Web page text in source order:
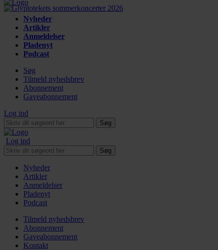
Nyheder
Artikler
Anmeldelser
Pladenyt
Podcast
Søg
Tilmeld nyhedsbrev
Abonnement
Gaveabonnement
Log ind
Søg
Log ind
Søg
Nyheder
Artikler
Anmeldelser
Pladenyt
Podcast
Tilmeld nyhedsbrev
Abonnement
Gaveabonnement
Kontakt